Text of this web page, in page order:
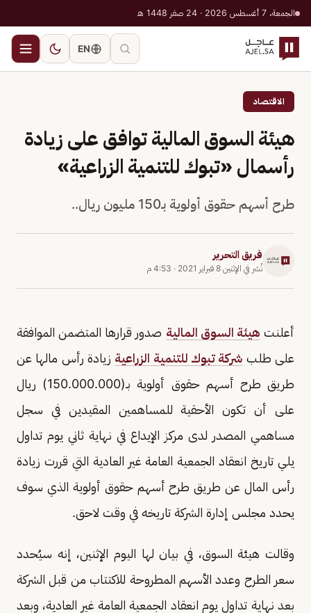
الجمعة، 7 أغسطس 2026 · 24 صفر 1448 هـ
EN
الاقتصاد
هيئة السوق المالية توافق على زيادة
رأسمال «تبوك للتنمية الزراعية»
طرح أسهم حقوق أولوية بـ150 مليون ريال..
فريق التحرير
نُشر في الإثنين 8 فبراير 2021 · 4:53 م
أعلنت هيئة السوق المالية صدور قرارها المتضمن الموافقة
على طلب شركة تبوك للتنمية الزراعية زيادة رأس مالها عن
طريق طرح أسهم حقوق أولوية بـ(150.000.000) ريال
على أن تكون الأحقية للمساهمين المقيدين في سجل
مساهمي المصدر لدى مركز الإيداع في نهاية ثاني يوم تداول
يلي تاريخ انعقاد الجمعية العامة غير العادية التي قررت زيادة
رأس المال عن طريق طرح أسهم حقوق أولوية الذي سوف
يحدد مجلس إدارة الشركة تاريخه في وقت لاحق.
وقالت هيئة السوق، في بيان لها اليوم الإثنين، إنه سيُحدد
سعر الطرح وعدد الأسهم المطروحة للاكتتاب من قبل الشركة
بعد نهاية تداول يوم انعقاد الجمعية العامة غير العادية، وبعد